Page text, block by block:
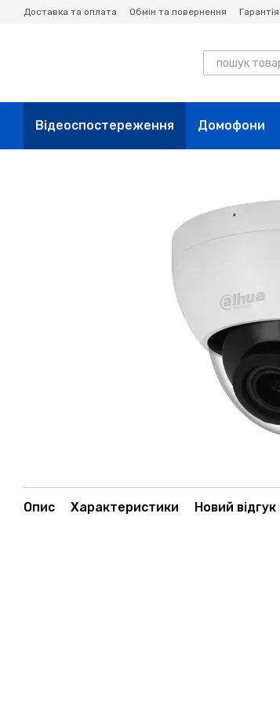
Перейти до основного контенту
Доставка та оплата Обмін та повернення Гарантія
Відеоспостереження Домофони
Опис Характеристики Новий